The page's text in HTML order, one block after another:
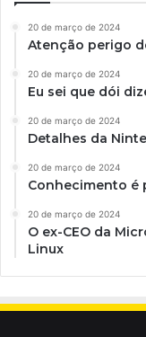
20 de março de 2024
Atenção perigo
20 de março de 2024
Eu sei que dói
20 de março de 2024
Detalhes da
20 de março de 2024
Conhecimento é
20 de março de 2024
O ex-CEO da
Linux